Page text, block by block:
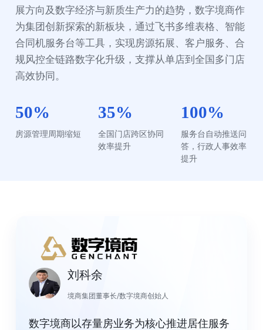
展方向及数字经济与新质生产力的趋势，数字境商作
为集团创新探索的新板块，通过飞书多维表格、智能
合同机服务台等工具，实现房源拓展、客户服务、合
规风控全链路数字化升级，支撑从单店到全国多门店
高效协同。
50%
房源管理周期缩短
35%
全国门店跨区协同
效率提升
100%
服务台自动推送问
答，行政人事效率
提升
刘科余
境商集团董事长/数字境商创始人
数字境商以存量房业务为核心推进居住服务